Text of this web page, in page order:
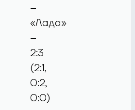
–
«Лада»
–
2:3
(2:1,
0:2,
0:0)